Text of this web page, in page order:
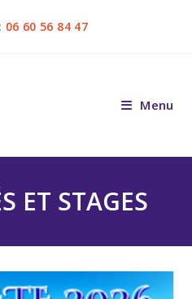
60 56 84 47
Menu
ET STAGES